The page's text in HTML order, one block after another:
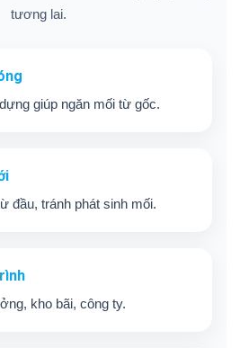
tương lai.
giúp ngăn mối từ gốc.
đầu, tránh phát sinh mối.
kho bãi, công ty.